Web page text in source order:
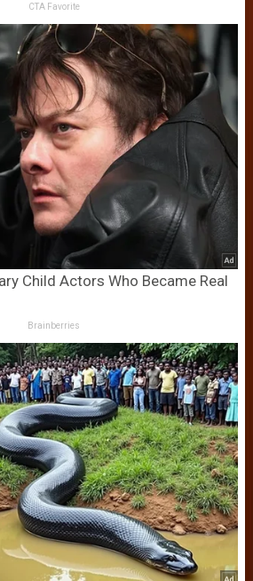
CTA Favorite
Child Actors Who Became Real
Brainberries